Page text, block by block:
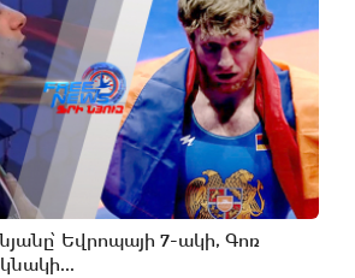
Եվրոպայի 7-ակի, Գոռ